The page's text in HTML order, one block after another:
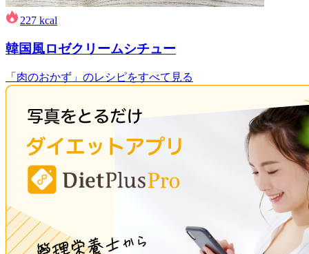
227 kcal
韓国風ロゼクリームシチュー
「肉のおかず」のレシピをすべて見る